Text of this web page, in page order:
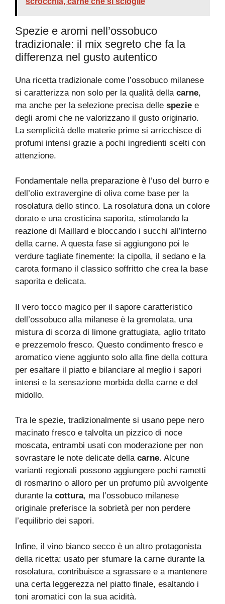
Spezie e aromi nell’ossobuco
tradizionale: il mix segreto che fa la
differenza nel gusto autentico
Una ricetta tradizionale come l’ossobuco milanese
si caratterizza non solo per la qualità della carne,
ma anche per la selezione precisa delle spezie e
degli aromi che ne valorizzano il gusto originario.
La semplicità delle materie prime si arricchisce di
profumi intensi grazie a pochi ingredienti scelti con
attenzione.
Fondamentale nella preparazione è l’uso del burro e
dell’olio extravergine di oliva come base per la
rosolatura dello stinco. La rosolatura dona un colore
dorato e una crosticina saporita, stimolando la
reazione di Maillard e bloccando i succhi all’interno
della carne. A questa fase si aggiungono poi le
verdure tagliate finemente: la cipolla, il sedano e la
carota formano il classico soffritto che crea la base
saporita e delicata.
Il vero tocco magico per il sapore caratteristico
dell’ossobuco alla milanese è la gremolata, una
mistura di scorza di limone grattugiata, aglio tritato
e prezzemolo fresco. Questo condimento fresco e
aromatico viene aggiunto solo alla fine della cottura
per esaltare il piatto e bilanciare al meglio i sapori
intensi e la sensazione morbida della carne e del
midollo.
Tra le spezie, tradizionalmente si usano pepe nero
macinato fresco e talvolta un pizzico di noce
moscata, entrambi usati con moderazione per non
sovrastare le note delicate della carne. Alcune
varianti regionali possono aggiungere pochi rametti
di rosmarino o alloro per un profumo più avvolgente
durante la cottura, ma l’ossobuco milanese
originale preferisce la sobrietà per non perdere
l’equilibrio dei sapori.
Infine, il vino bianco secco è un altro protagonista
della ricetta: usato per sfumare la carne durante la
rosolatura, contribuisce a sgrassare e a mantenere
una certa leggerezza nel piatto finale, esaltando i
toni aromatici con la sua acidità.